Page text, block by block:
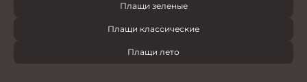
Плащи зеленые
Плащи классические
Плащи лето